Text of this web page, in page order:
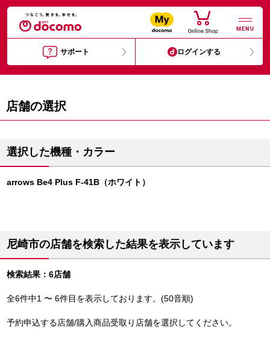
MENU
サポート ログインする
店舗の選択
選択した機種・カラー
arrows Be4 Plus F-41B（ホワイト）
尼崎市の店舗を検索した結果を表示しています
検索結果：6店舗
全6件中1 〜 6件目を表示しております。(50音順)
予約申込する店舗/購入商品受取り店舗を選択してください。